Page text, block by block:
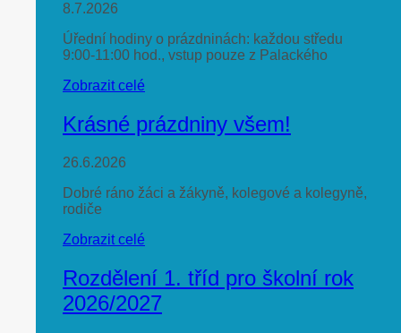
8.7.2026
Úřední hodiny o prázdninách: každou středu
9:00-11:00 hod., vstup pouze z Palackého
Zobrazit celé
Krásné prázdniny všem!
26.6.2026
Dobré ráno žáci a žákyně, kolegové a kolegyně,
rodiče
Zobrazit celé
Rozdělení 1. tříd pro školní rok
2026/2027